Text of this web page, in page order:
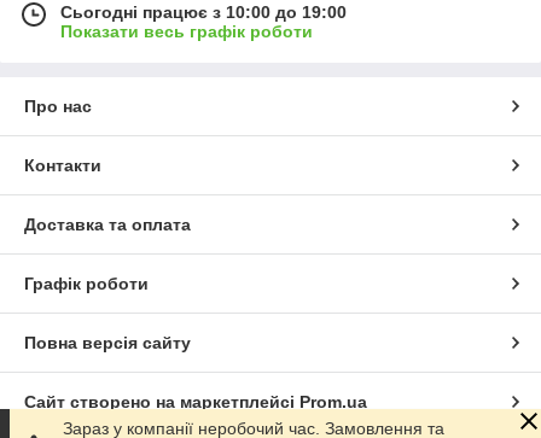
Сьогодні працює з 10:00 до 19:00
Показати весь графік роботи
Про нас
Контакти
Доставка та оплата
Графік роботи
Повна версія сайту
Сайт створено на маркетплейсі Prom.ua
Зараз у компанії неробочий час. Замовлення та